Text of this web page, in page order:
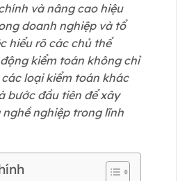
và nâng cao hiệu
doanh nghiệp và tổ
hiểu rõ các chủ thể
kiểm toán không chỉ
loại kiểm toán khác
bước đầu tiên để xây
nghiệp trong lĩnh